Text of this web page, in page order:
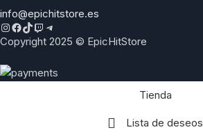
info@epichitstore.es
Copyright 2025 © EpicHitStore
Tienda
Lista de deseos